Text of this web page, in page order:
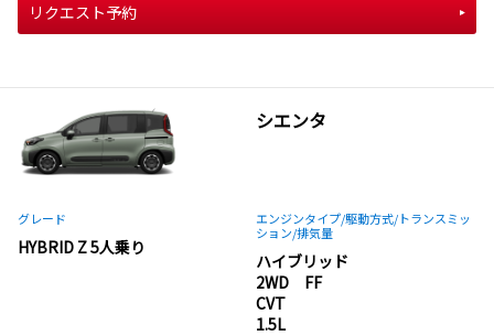
リクエスト予約
シエンタ
グレード
HYBRID Z 5人乗り
エンジンタイプ/駆動方式/トランスミッ
ション/排気量
ハイブリッド
2WD FF
CVT
1.5L